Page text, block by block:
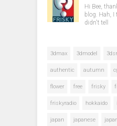
Hi Bee,
blog. Hah, I
didn't tell
3dmax 3dmodel
authentic autumn
flower free frisky
friskyradio hokkaido
japan japanese